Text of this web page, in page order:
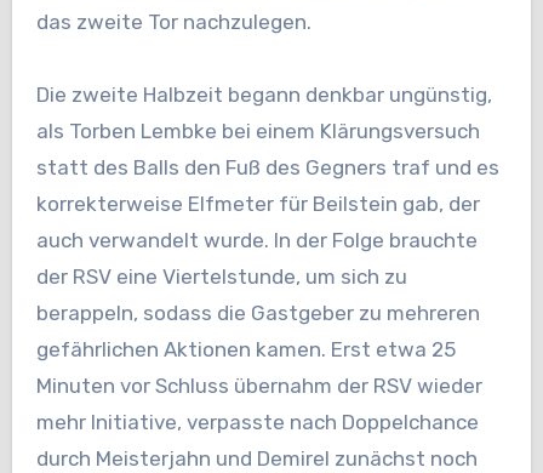
das zweite Tor nachzulegen.
Die zweite Halbzeit begann denkbar ungünstig,
als Torben Lembke bei einem Klärungsversuch
statt des Balls den Fuß des Gegners traf und es
korrekterweise Elfmeter für Beilstein gab, der
auch verwandelt wurde. In der Folge brauchte
der RSV eine Viertelstunde, um sich zu
berappeln, sodass die Gastgeber zu mehreren
gefährlichen Aktionen kamen. Erst etwa 25
Minuten vor Schluss übernahm der RSV wieder
mehr Initiative, verpasste nach Doppelchance
durch Meisterjahn und Demirel zunächst noch